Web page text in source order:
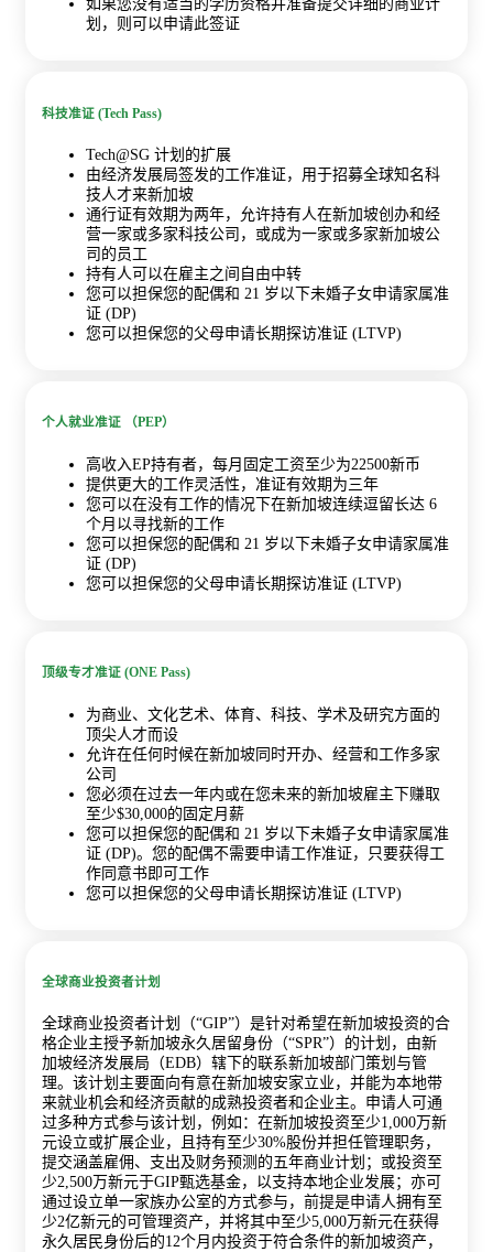
如果您没有适当的学历资格并准备提交详细的商业计
划，则可以申请此签证
科技准证 (Tech Pass)
Tech@SG 计划的扩展
由经济发展局签发的工作准证，用于招募全球知名科
技人才来新加坡
通行证有效期为两年，允许持有人在新加坡创办和经
营一家或多家科技公司，或成为一家或多家新加坡公
司的员工
持有人可以在雇主之间自由中转
您可以担保您的配偶和 21 岁以下未婚子女申请家属准
证 (DP)
您可以担保您的父母申请长期探访准证 (LTVP)
个人就业准证 （PEP）
高收入EP持有者，每月固定工资至少为22500新币
提供更大的工作灵活性，准证有效期为三年
您可以在没有工作的情况下在新加坡连续逗留长达 6
个月以寻找新的工作
您可以担保您的配偶和 21 岁以下未婚子女申请家属准
证 (DP)
您可以担保您的父母申请长期探访准证 (LTVP)
顶级专才准证 (ONE Pass)
为商业、文化艺术、体育、科技、学术及研究方面的
顶尖人才而设
允许在任何时候在新加坡同时开办、经营和工作多家
公司
您必须在过去一年内或在您未来的新加坡雇主下赚取
至少$30,000的固定月薪
您可以担保您的配偶和 21 岁以下未婚子女申请家属准
证 (DP)。您的配偶不需要申请工作准证，只要获得工
作同意书即可工作
您可以担保您的父母申请长期探访准证 (LTVP)
全球商业投资者计划
全球商业投资者计划（“GIP”）是针对希望在新加坡投资的合
格企业主授予新加坡永久居留身份（“SPR”）的计划，由新
加坡经济发展局（EDB）辖下的联系新加坡部门策划与管
理。该计划主要面向有意在新加坡安家立业，并能为本地带
来就业机会和经济贡献的成熟投资者和企业主。申请人可通
过多种方式参与该计划，例如：在新加坡投资至少1,000万新
元设立或扩展企业，且持有至少30%股份并担任管理职务，
提交涵盖雇佣、支出及财务预测的五年商业计划；或投资至
少2,500万新元于GIP甄选基金，以支持本地企业发展；亦可
通过设立单一家族办公室的方式参与，前提是申请人拥有至
少2亿新元的可管理资产，并将其中至少5,000万新元在获得
永久居民身份后的12个月内投资于符合条件的新加坡资产，